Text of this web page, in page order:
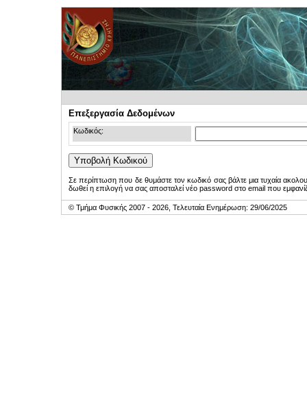
Επεξεργασία Δεδομένων
Κωδικός:
Σε περίπτωση που δε θυμάστε τον κωδικό σας βάλτε μια τυχαία
δωθεί η επιλογή να σας αποσταλεί νέο password στο email που
© Τμήμα Φυσικής 2007 - 2026, Τελευταία Ενημέρωση: 29/06/2025